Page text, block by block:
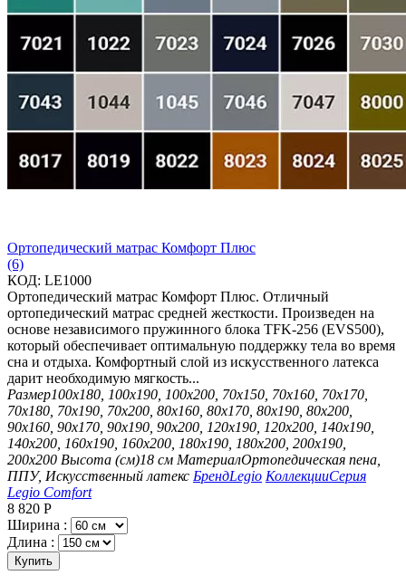
Ортопедический матрас Комфорт Плюс
(6)
КОД: LE1000
Ортопедический матрас Комфорт Плюс. Отличный
ортопедический матрас средней жесткости. Произведен на
основе независимого пружинного блока TFK-256 (EVS500),
который обеспечивает оптимальную поддержку тела во время
сна и отдыха. Комфортный слой из искусственного латекса
дарит необходимую мягкость...
Размер100х180, 100х190, 100х200, 70х150, 70х160, 70х170,
70х180, 70х190, 70х200, 80х160, 80х170, 80х190, 80х200,
90х160, 90х170, 90х190, 90х200, 120х190, 120х200, 140х190,
140х200, 160х190, 160х200, 180х190, 180х200, 200х190,
200х200 Высота (см)18 см МатериалОртопедическая пена,
ППУ, Искусственный латекс БрендLegio КоллекцииСерия
Legio Comfort
8 820 Р
Ширина :
Длина :
Купить